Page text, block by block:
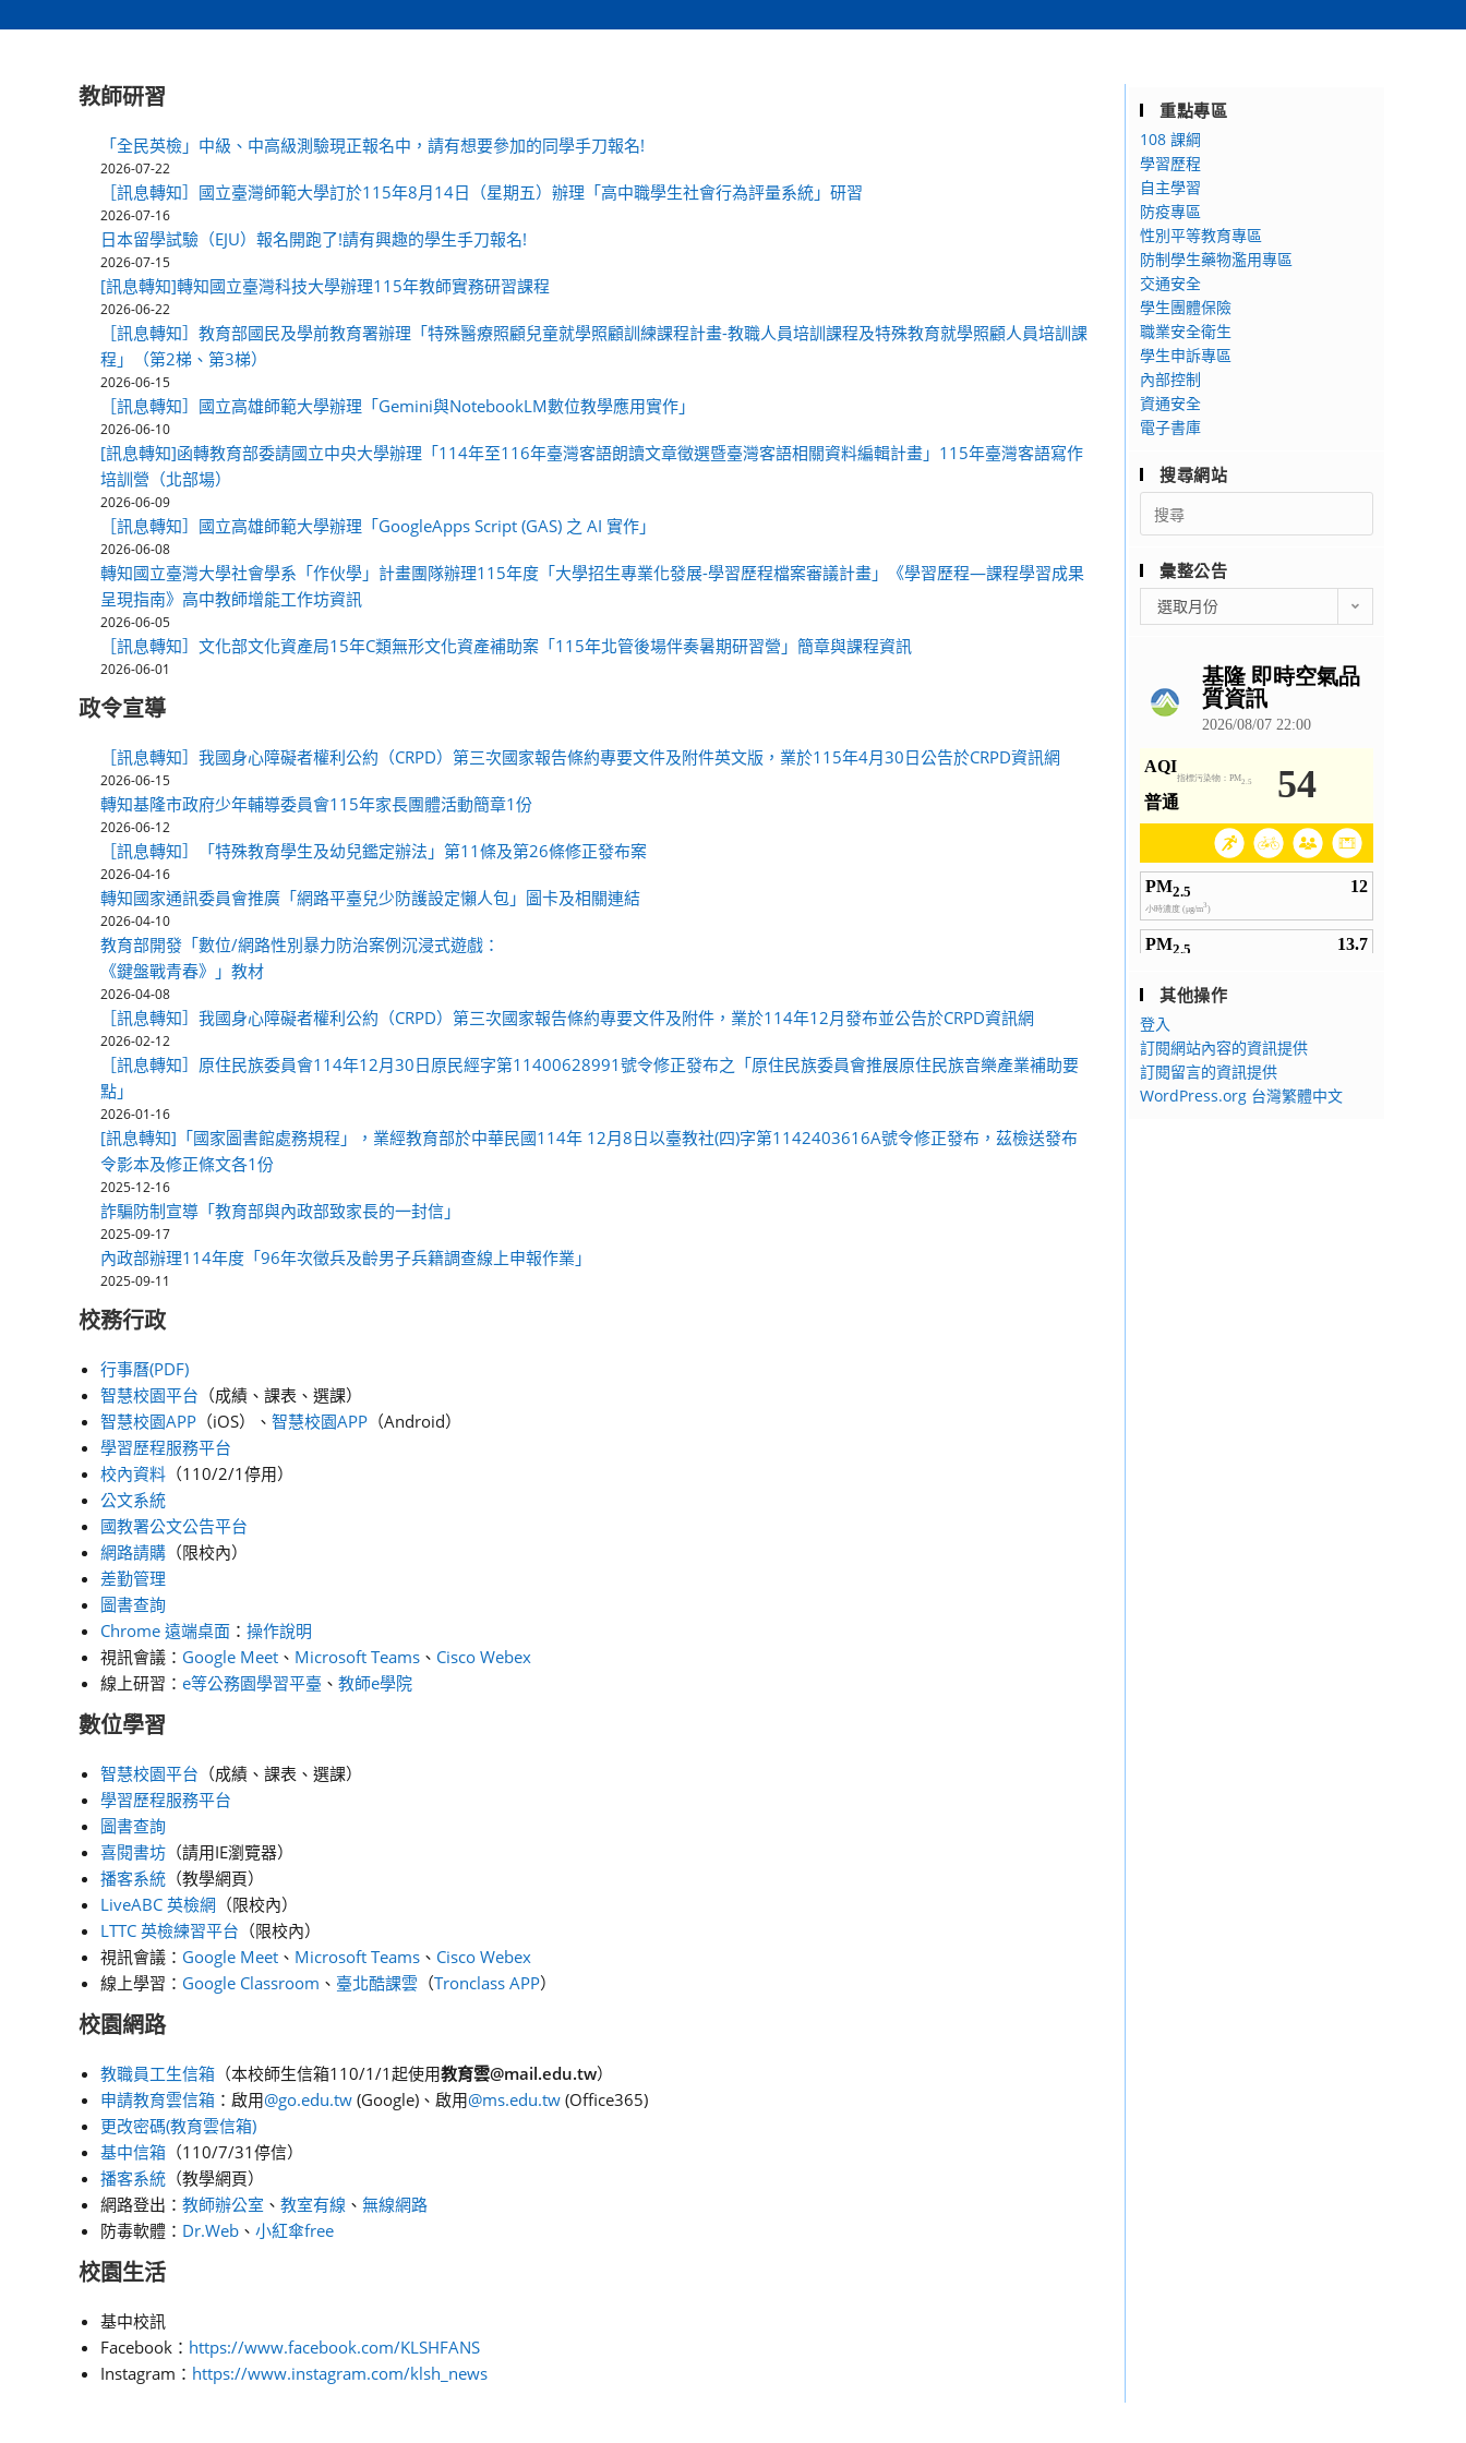
教師研習
「全民英檢」中級、中高級測驗現正報名中，請有想要參加的同學手刀報名!
2026-07-22
［訊息轉知］國立臺灣師範大學訂於115年8月14日（星期五）辦理「高中職學生社會行為評量系統」研習
2026-07-16
日本留學試驗（EJU）報名開跑了!請有興趣的學生手刀報名!
2026-07-15
[訊息轉知]轉知國立臺灣科技大學辦理115年教師實務研習課程
2026-06-22
［訊息轉知］教育部國民及學前教育署辦理「特殊醫療照顧兒童就學照顧訓練課程計畫-教職人員培訓課程及特殊教育就學照顧人員培訓課
程」（第2梯、第3梯）
2026-06-15
［訊息轉知］國立高雄師範大學辦理「Gemini與NotebookLM數位教學應用實作」
2026-06-10
[訊息轉知]函轉教育部委請國立中央大學辦理「114年至116年臺灣客語朗讀文章徵選暨臺灣客語相關資料編輯計畫」115年臺灣客語寫作
培訓營（北部場）
2026-06-09
［訊息轉知］國立高雄師範大學辦理「GoogleApps Script (GAS) 之 AI 實作」
2026-06-08
轉知國立臺灣大學社會學系「作伙學」計畫團隊辦理115年度「大學招生專業化發展-學習歷程檔案審議計畫」《學習歷程—課程學習成果
呈現指南》高中教師增能工作坊資訊
2026-06-05
［訊息轉知］文化部文化資產局15年C類無形文化資產補助案「115年北管後場伴奏暑期研習營」簡章與課程資訊
2026-06-01
政令宣導
［訊息轉知］我國身心障礙者權利公約（CRPD）第三次國家報告條約專要文件及附件英文版，業於115年4月30日公告於CRPD資訊網
2026-06-15
轉知基隆市政府少年輔導委員會115年家長團體活動簡章1份
2026-06-12
［訊息轉知］「特殊教育學生及幼兒鑑定辦法」第11條及第26條修正發布案
2026-04-16
轉知國家通訊委員會推廣「網路平臺兒少防護設定懶人包」圖卡及相關連結
2026-04-10
教育部開發「數位/網路性別暴力防治案例沉浸式遊戲：
《鍵盤戰青春》」教材
2026-04-08
［訊息轉知］我國身心障礙者權利公約（CRPD）第三次國家報告條約專要文件及附件，業於114年12月發布並公告於CRPD資訊網
2026-02-12
［訊息轉知］原住民族委員會114年12月30日原民經字第11400628991號令修正發布之「原住民族委員會推展原住民族音樂產業補助要
點」
2026-01-16
[訊息轉知]「國家圖書館處務規程」，業經教育部於中華民國114年 12月8日以臺教社(四)字第1142403616A號令修正發布，茲檢送發布
令影本及修正條文各1份
2025-12-16
詐騙防制宣導「教育部與內政部致家長的一封信」
2025-09-17
內政部辦理114年度「96年次徵兵及齡男子兵籍調查線上申報作業」
2025-09-11
校務行政
行事曆(PDF)
智慧校園平台 （成績、課表、選課）
智慧校園APP （iOS）、 智慧校園APP （Android）
學習歷程服務平台
校內資料 （110/2/1停用）
公文系統
國教署公文公告平台
網路請購 （限校內）
差勤管理
圖書查詢
Chrome 遠端桌面 ： 操作說明
視訊會議： Google Meet 、 Microsoft Teams 、 Cisco Webex
線上研習： e等公務園學習平臺 、 教師e學院
數位學習
智慧校園平台 （成績、課表、選課）
學習歷程服務平台
圖書查詢
喜閱書坊 （請用IE瀏覽器）
播客系統 （教學網頁）
LiveABC 英檢網 （限校內）
LTTC 英檢練習平台 （限校內）
視訊會議： Google Meet 、 Microsoft Teams 、 Cisco Webex
線上學習： Google Classroom 、 臺北酷課雲 （Tronclass APP）
校園網路
教職員工生信箱 （本校師生信箱110/1/1起使用教育雲@mail.edu.tw）
申請教育雲信箱 ：啟用@go.edu.tw (Google)、啟用@ms.edu.tw (Office365)
更改密碼(教育雲信箱)
基中信箱 （110/7/31停信）
播客系統 （教學網頁）
網路登出： 教師辦公室 、 教室有線 、 無線網路
防毒軟體： Dr.Web 、 小紅傘free
校園生活
基中校訊
Facebook： https://www.facebook.com/KLSHFANS
Instagram： https://www.instagram.com/klsh_news
重點專區
108 課綱
學習歷程
自主學習
防疫專區
性別平等教育專區
防制學生藥物濫用專區
交通安全
學生團體保險
職業安全衛生
學生申訴專區
內部控制
資通安全
電子書庫
搜尋網站
Search
for:
彙整公告
整
選取月份
其他操作
登入
訂閱網站內容的資訊提供
訂閱留言的資訊提供
WordPress.org 台灣繁體中文